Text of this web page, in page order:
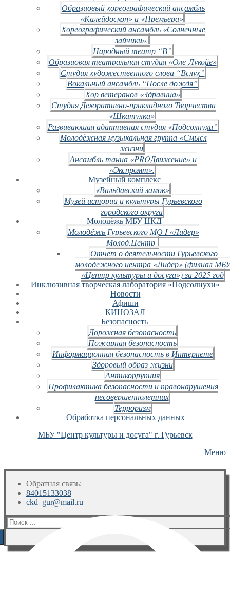
Образцовый хореографический ансамбль
«Калейдоскоп» и «Премьера»
Хореографический ансамбль «Солнечные
зайчики».
Народный театр “В”
Образцовая театральная студия «Оле-Лукойе»
Студия художественного слова “Вслух”
Вокальный ансамбль “После дождя”
Хор ветеранов «Здравица»
Студия Декоративно-прикладного Творчества
«Шкатулка»
Развивающая адаптивная студия «Подсолнухи”
Молодёжная музыкальная группа «Смысл
жизни
Ансамбль танца «PROДвижение» и
«Экспромт».
Музейный комплекс
«Вальдавский замок»
Музей истории и культуры Гурьевского
городского округа
Молодёжь МБУ ЦКД
Молодёжь Гурьевского МО I «Лидер»
Молод.Центр
Отчет о деятельности Гурьевского
молодежного центра «Лидер» (филиал
«Центр культуры и досуга») за 2025 год
Инклюзивная творческая лаборатория «Подсолнухи»
Новости
Афиши
КИНОЗАЛ
Безопасность
Дорожная безопасность
Пожарная безопасность
Информационная безопасность в Интернете
Здоровый образ жизни
Антикоррупция
Профилактика безопасности и правонарушения
несовершеннолетних
Терроризм
Обработка персональных данных
МБУ "Центр культуры и досуга" г. Гурьевск
Меню
Обратная связь:
84015133038
ckd_gur@mail.ru
Искать: